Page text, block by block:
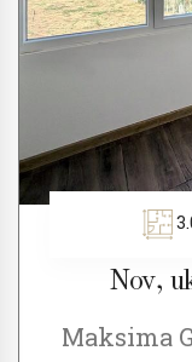
Nov,
Maksima